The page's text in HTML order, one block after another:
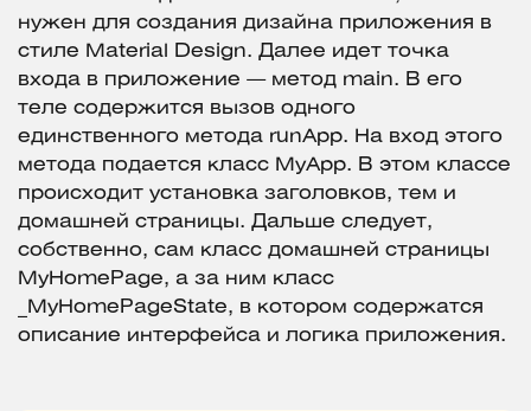
нужен для создания дизайна приложения в
стиле Material Design. Далее идет точка
входа в приложение — метод main. В его
теле содержится вызов одного
единственного метода runApp. На вход этого
метода подается класс MyApp. В этом классе
происходит установка заголовков, тем и
домашней страницы. Дальше следует,
собственно, сам класс домашней страницы
MyHomePage, а за ним класс
_MyHomePageState, в котором содержатся
описание интерфейса и логика приложения.